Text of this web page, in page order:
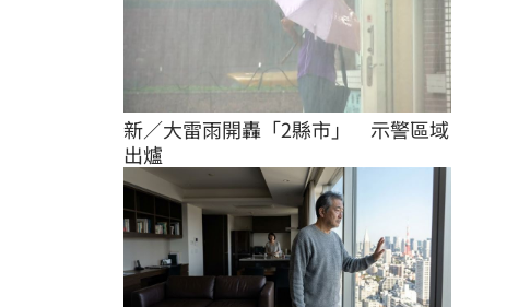
新／大雷雨開轟「2縣市」　示警區域
出爐